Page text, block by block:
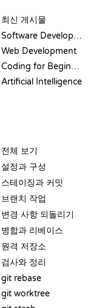
최신 게시물
Software Development
Web Development
Coding for Beginners
Artificial Intelligence
전체 보기
설정과 구성
스테이징과 커밋
브랜치 작업
변경 사항 되돌리기
병합과 리베이스
원격 저장소
검사와 정리
git rebase
git worktree